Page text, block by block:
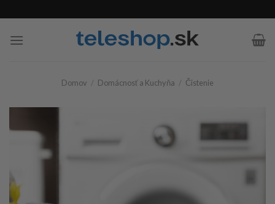
to
content
Domov / Domácnosť a Kuchyňa / Čistenie